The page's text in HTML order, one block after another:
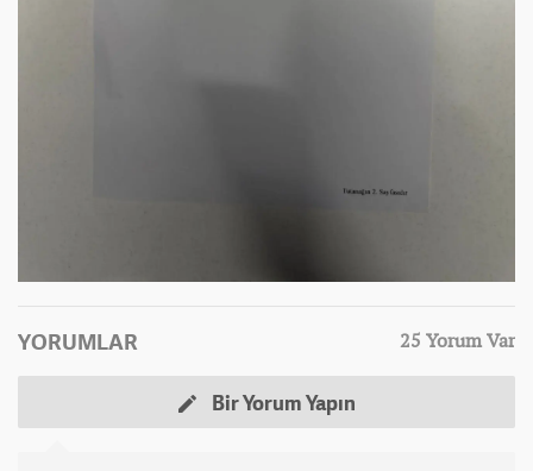
YORUMLAR 25 Yorum Var
Bir Yorum Yapın